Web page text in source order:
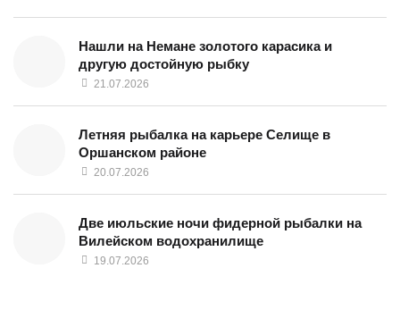
Нашли на Немане золотого карасика и
другую достойную рыбку
21.07.2026
Летняя рыбалка на карьере Селище в
Оршанском районе
20.07.2026
Две июльские ночи фидерной рыбалки на
Вилейском водохранилище
19.07.2026